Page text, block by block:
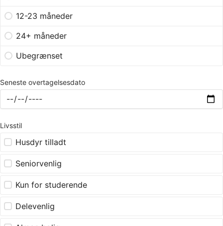
12-23 måneder
24+ måneder
Ubegrænset
Seneste overtagelsesdato
Livsstil
Husdyr tilladt
Seniorvenlig
Kun for studerende
Delevenlig